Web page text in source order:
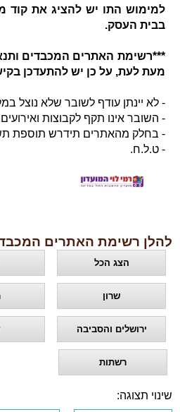
למימוש התו יש להציג את קוד
בבית העסק.
***רשימת האתרים המכבדים
מעת לעת, על כן יש להתעדכן
- לא יינתן עודף לשובר שלא נוצל
- השובר אינו תקף לקבוצות ואירועים.
- בחלק מהאתרים תידרש תוספת
- ט.ל.ח.
להלן רשימת האתרים
הצג הכל
שרון
ירושלים והסביבה
רשתות
שינוי תצוגה: